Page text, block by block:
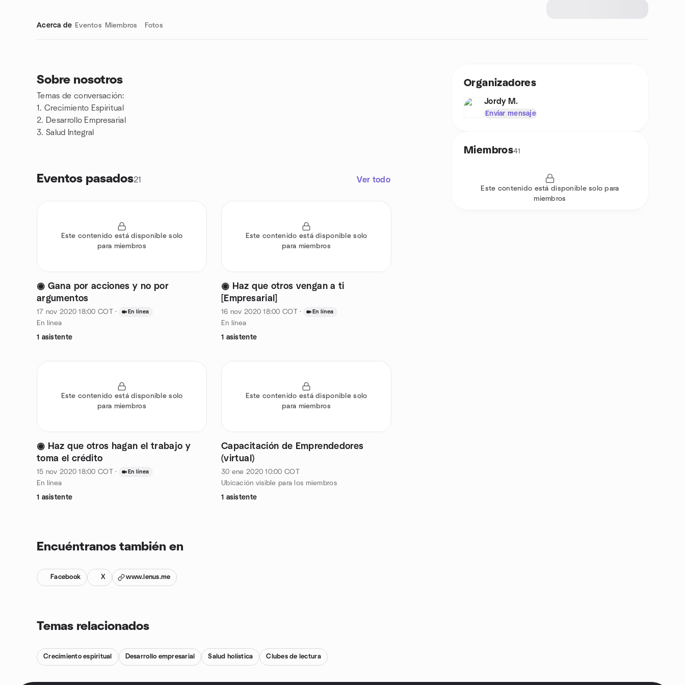
Acerca de Eventos Miembros Fotos
Sobre nosotros
Temas de conversación:
1. Crecimiento Espiritual
2. Desarrollo Empresarial
3. Salud Integral
Eventos pasados21 Ver todo
Este contenido está disponible solo
para miembros
◉ Gana por acciones y no por
argumentos
17 nov 2020 18:00 COT · En línea
En línea
1 asistente
Este contenido está disponible solo
para miembros
◉ Haz que otros vengan a ti
[Empresarial]
16 nov 2020 18:00 COT · En línea
En línea
1 asistente
Este contenido está disponible solo
para miembros
◉ Haz que otros hagan el trabajo y
toma el crédito
15 nov 2020 18:00 COT · En línea
En línea
1 asistente
Este contenido está disponible solo
para miembros
Capacitación de Emprendedores
(virtual)
30 ene 2020 10:00 COT
Ubicación visible para los miembros
1 asistente
Enlaces de grupo
Encuéntranos también en
Facebook X www.lenus.me
Temas relacionados
Crecimiento espiritual Desarrollo empresarial Salud holística Clubes de lectura
Organizadores
Jordy M.
Enviar mensaje
Miembros41
Este contenido está disponible solo para
miembros